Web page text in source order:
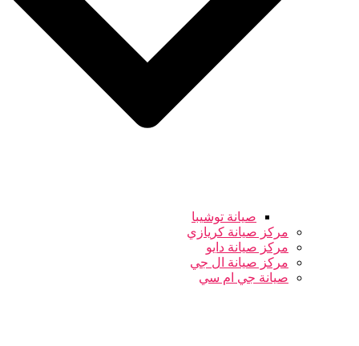
صيانة توشيبا
مركز صيانة كريازي
مركز صيانة دايو
مركز صيانة ال جي
صيانة جي ام سي